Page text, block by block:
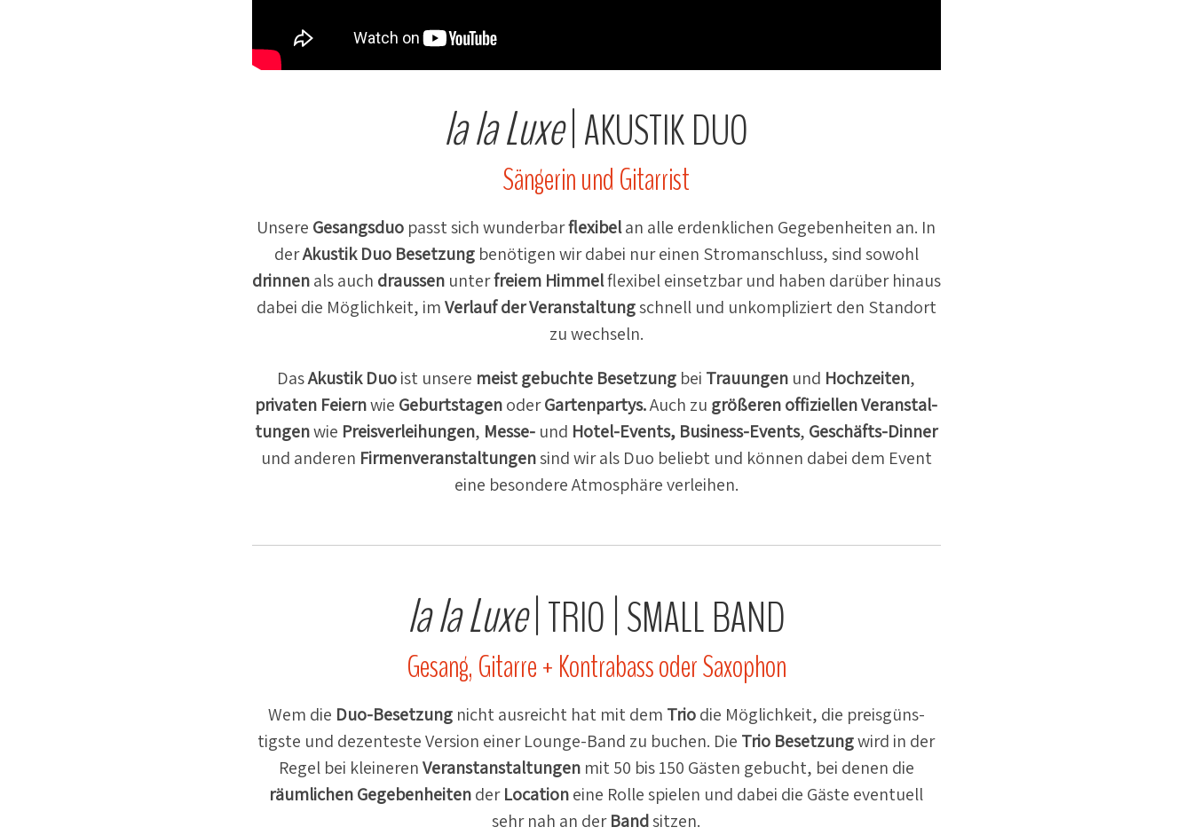
la la Luxe|AKUSTIKDUO
Sängerin und Gitarrist
Unsere Gesangsduo passt sich wunderbarflexibelan alle erdenk­lichen Gegeben­heiten an. In
derAkustik Duo Besetzungbenötigen wir dabei nur einen Strom­an­schluss, sind sowohl
drinnenals auch draussenunterfreiem Himmelflexibel einsetzbar und haben darüber hinaus
dabei die Möglichkeit, imVerlauf der Veran­staltungschnell und unkom­pli­ziert den Standort
zu wechseln.
DasAkustik Duoist unsere meist gebuchte Besetzung bei Trauungen und Hochzeiten,
privaten Feiernwie Geburts­tagenoderGarten­partys.Auch zu größeren offizi­ellen Veran­stal­
tungenwie Preis­ver­lei­hungen, Messe- und Hotel-Events, Business-Events, Geschäfts-Dinner
und anderen Firmen­ver­an­stal­tungensind wir als Duo beliebt und können dabei dem Event
eine besondere Atmosphäre verleihen.
la la Luxe|TRIO |SMALLBAND
Gesang, Gitarre + Kontrabass oder Saxophon
Wem die Duo-Besetzungnicht ausreicht hat mit dem Triodie Möglichkeit, die preis­güns­
tigste und dezen­teste Version einer Lounge-Band zu buchen. Die Trio Besetzungwird in der
Regel bei kleinerenVeran­st­an­stal­tungenmit 50 bis 150 Gästen gebucht, bei denen die
räumlichen Gegeben­heitenderLocationeine Rolle spielen und dabei die Gäste eventuell
sehr nah an derBandsitzen.